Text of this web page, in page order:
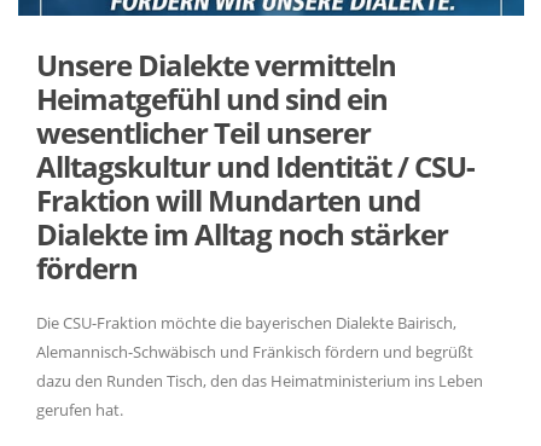
Unsere Dialekte vermitteln
Heimatgefühl und sind ein
wesentlicher Teil unserer
Alltagskultur und Identität / CSU-
Fraktion will Mundarten und
Dialekte im Alltag noch stärker
fördern
Die CSU-Fraktion möchte die bayerischen Dialekte Bairisch,
Alemannisch-Schwäbisch und Fränkisch fördern und begrüßt
dazu den Runden Tisch, den das Heimatministerium ins Leben
gerufen hat.